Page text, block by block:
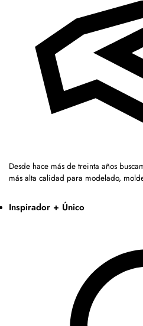
Desde hace más de treinta años
más alta calidad para modelado,
Inspirador + Único